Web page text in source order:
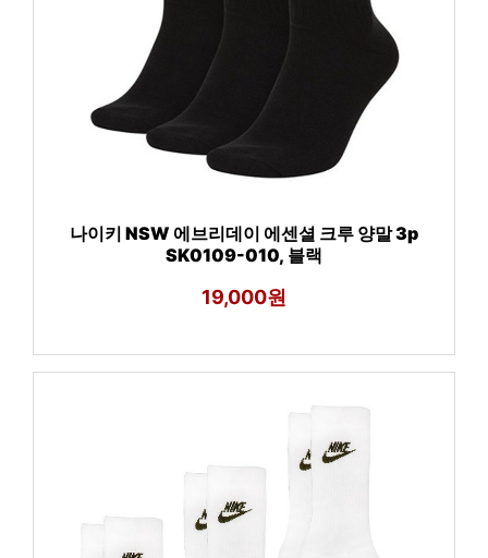
나이키 NSW 에브리데이 에센셜 크루 양말 3p
SK0109-010, 블랙
19,000원